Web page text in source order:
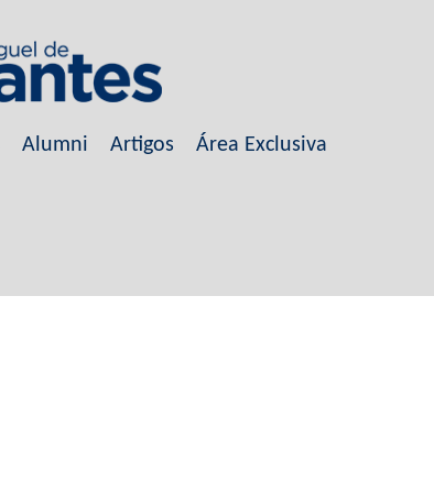
Alumni Artigos Área Exclusiva